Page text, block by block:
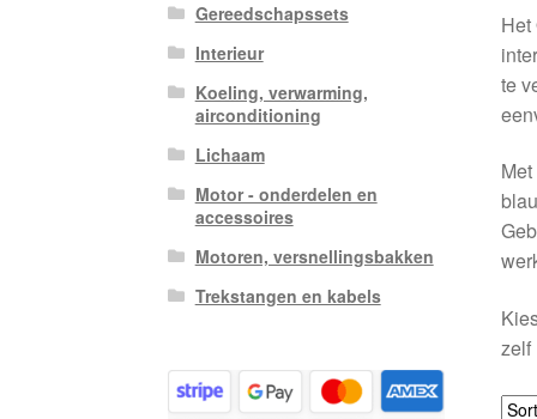
Het
te
zelf
Gereedschapssets
Interieur
Koeling, verwarming,
airconditioning
Lichaam
Motor - onderdelen en
accessoires
Motoren, versnellingsbakken
Trekstangen en kabels